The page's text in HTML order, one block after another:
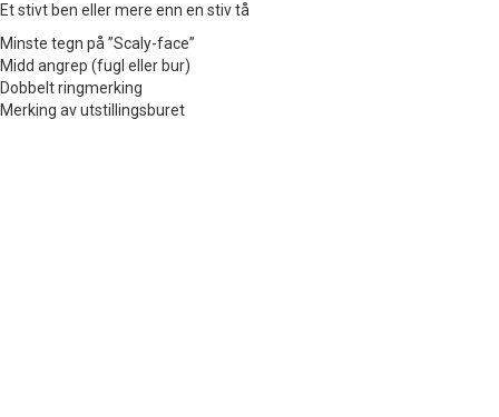
Et stivt ben eller mere enn en stiv tå
Minste tegn på ”Scaly-face”
Midd angrep (fugl eller bur)
Dobbelt ringmerking
Merking av utstillingsburet